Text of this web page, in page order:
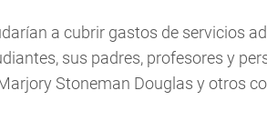
a cubrir gastos de servicios
sus padres, profesores y
Stoneman Douglas y otros